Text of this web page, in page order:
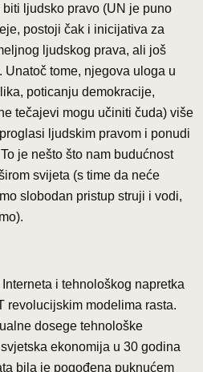
ljudsko pravo (UN je puno
postoji čak i inicijativa za
ljudskog prava, ali još
tome, njegova uloga u
poticanju demokracije,
tečajevi mogu učiniti čuda) više
ljudskim pravom i ponudi
je nešto što nam budućnost
svijeta (s time da neće
slobodan pristup struji i vodi,
i tehnološkog napretka
revolucijskim modelima rasta.
dosege tehnološke
ekonomija u 30 godina
bila je pogođena puknućem